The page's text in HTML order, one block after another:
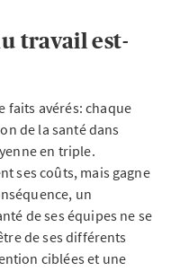
travail est-
faits avérés: chaque
de la santé dans
en triple.
ses coûts, mais gagne
un
de ses équipes ne se
de ses différents
ciblées et une